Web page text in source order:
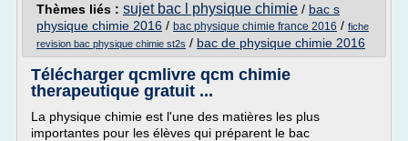
Thèmes liés : sujet bac l physique chimie / bac s
physique chimie 2016 / bac physique chimie france 2016 / fiche
revision bac physique chimie st2s / bac de physique chimie 2016
Télécharger qcmlivre qcm chimie
therapeutique gratuit ...
La physique chimie est l'une des matières les plus
importantes pour les élèves qui préparent le bac